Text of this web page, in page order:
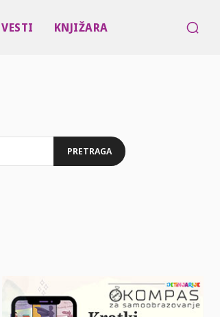
VESTI KNJIŽARA
PRETRAGA